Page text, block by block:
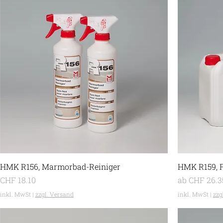
HMK R156, Marmorbad-Reiniger
Preis
CHF 18.10
inkl. MwSt| zzgl. Versand
HMK
ab CHF
Sale-Preis
inkl. MwSt|